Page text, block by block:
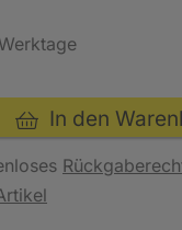
In den